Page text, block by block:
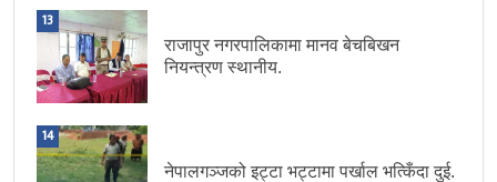
13
राजापुर नगरपालिकामा मानव बेचबिखन
नियन्त्रण स्थानीय.
14
नेपालगञ्जको इट्टा भट्टामा पर्खाल भत्किँदा दुई.